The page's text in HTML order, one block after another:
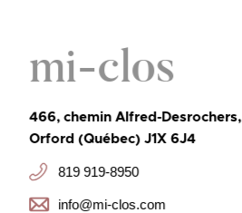
mi-clos
466, chemin Alfred-Desrochers,
Orford (Québec) J1X 6J4
819 919-8950
info@mi-clos.com